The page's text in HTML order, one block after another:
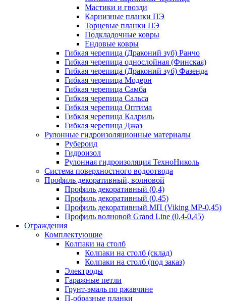
Мастики и гвозди
Карнизные планки ПЭ
Торцевые планки ПЭ
Подкладочные ковры
Ендовые ковры
Гибкая черепица (Драконий зуб) Ранчо
Гибкая черепица однослойная (Финская)
Гибкая черепица (Драконий зуб) Фазенда
Гибкая черепица Модерн
Гибкая черепица Самба
Гибкая черепица Сальса
Гибкая черепица Оптима
Гибкая черепица Кадриль
Гибкая черепица Джаз
Рулонные гидроизоляционные материалы
Рубероид
Гидроизол
Рулонная гидроизоляция ТехноНиколь
Система поверхностного водоотвода
Профиль декоративный, волновой
Профиль декоративный (0,4)
Профиль декоративный (0,45)
Профиль декоративный МП (Viking MP-0,45)
Профиль волновой Grand Line (0,4-0,45)
Ограждения
Комплектующие
Колпаки на столб
Колпаки на столб (склад)
Колпаки на столб (под заказ)
Электроды
Гаражные петли
Грунт-эмаль по ржавчине
П-образные планки